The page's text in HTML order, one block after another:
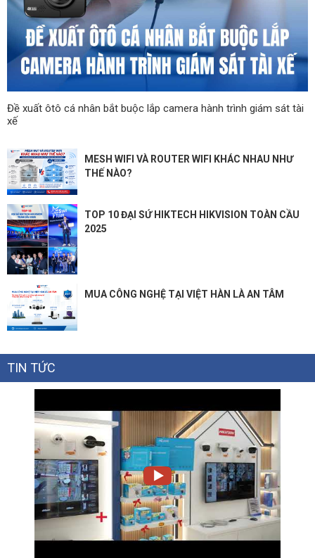
Đề xuất ôtô cá nhân bắt buộc lắp camera hành trình giám sát tài
xế
MESH WIFI VÀ ROUTER WIFI KHÁC NHAU NHƯ
THẾ NÀO?
TOP 10 ĐẠI SỨ HIKTECH HIKVISION TOÀN CẦU
2025
MUA CÔNG NGHỆ TẠI VIỆT HÀN LÀ AN TÂM
TIN TỨC